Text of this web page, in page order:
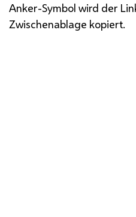
Anker-Symbol wird der
Zwischenablage kopiert.